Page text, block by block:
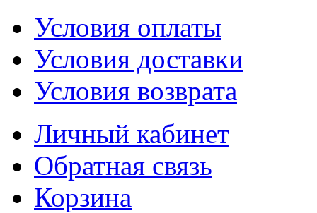
Условия оплаты
Условия доставки
Условия возврата
Личный кабинет
Обратная связь
Корзина